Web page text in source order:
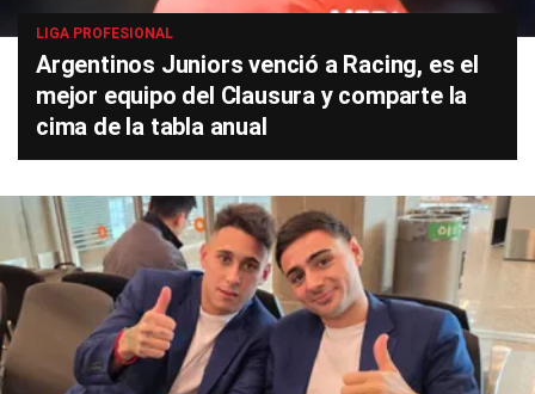
LIGA PROFESIONAL
Argentinos Juniors venció a Racing, es el
mejor equipo del Clausura y comparte la
cima de la tabla anual